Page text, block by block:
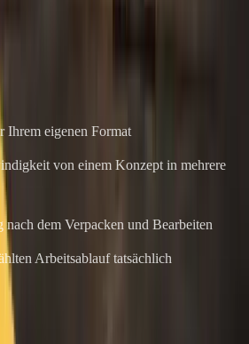
testen Sie mindestens Folgendes:
Ihrem eigenen Format
von einem Konzept in mehrere
dem Verpacken und Bearbeiten
Arbeitsablauf tatsächlich
auswählen können: